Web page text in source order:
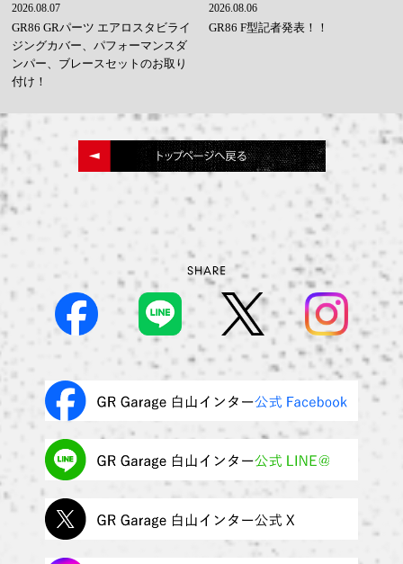
2026.08.07
GR86 GRパーツ エアロスタビライ
ジングカバー、パフォーマンスダ
ンパー、ブレースセットのお取り
付け！
2026.08.06
GR86 F型記者発表！！